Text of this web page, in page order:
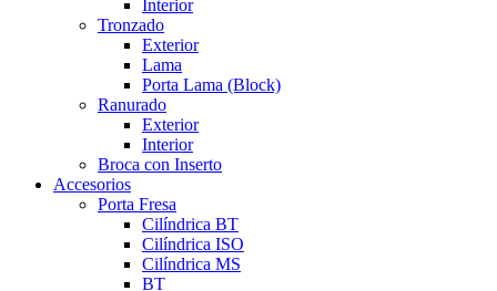
Interior
Tronzado
Exterior
Lama
Porta Lama (Block)
Ranurado
Exterior
Interior
Broca con Inserto
Accesorios
Porta Fresa
Cilíndrica BT
Cilíndrica ISO
Cilíndrica MS
BT